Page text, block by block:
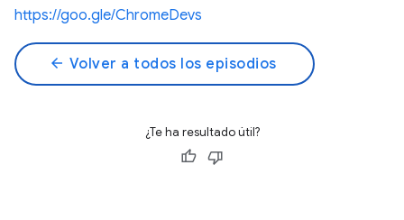
https://goo.gle/ChromeDevs
arrow_back Volver a todos los episodios
¿Te ha resultado útil?